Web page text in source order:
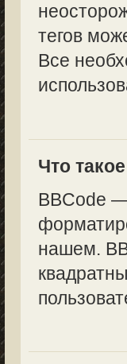
тегов
Все
Что
BBCode
нашем.